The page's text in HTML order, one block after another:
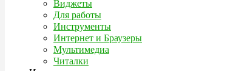
Виджеты
Для работы
Инструменты
Интернет и Браузеры
Мультимедиа
Читалки